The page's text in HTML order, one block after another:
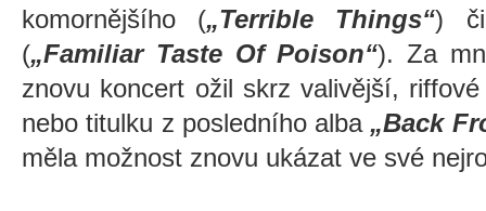
komornějšího („Terrible Things“) či
(„Familiar Taste Of Poison“). Za
znovu koncert ožil skrz valivější,
nebo titulku z posledního alba „Back
měla možnost znovu ukázat ve své